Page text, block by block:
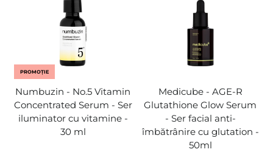
PROMOȚIE
Numbuzin - No.5 Vitamin
Concentrated Serum - Ser
iluminator cu vitamine -
30 ml
Medicube - AGE-R
Glutathione Glow Serum
- Ser facial anti-
îmbătrânire cu glutation -
50ml